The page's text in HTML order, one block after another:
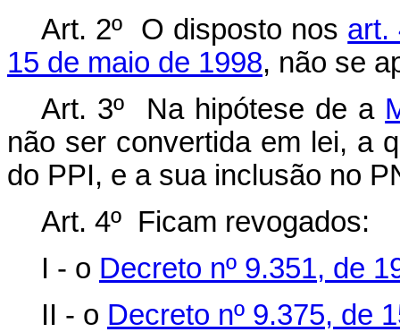
Art. 2º O disposto nos art.
15 de maio de 1998, não se
Art. 3º Na hipótese de a
não ser convertida em lei, a
do PPI, e a sua inclusão no
Art. 4º Ficam revogados:
I - o Decreto nº 9.351, de
II - o Decreto nº 9.375, de